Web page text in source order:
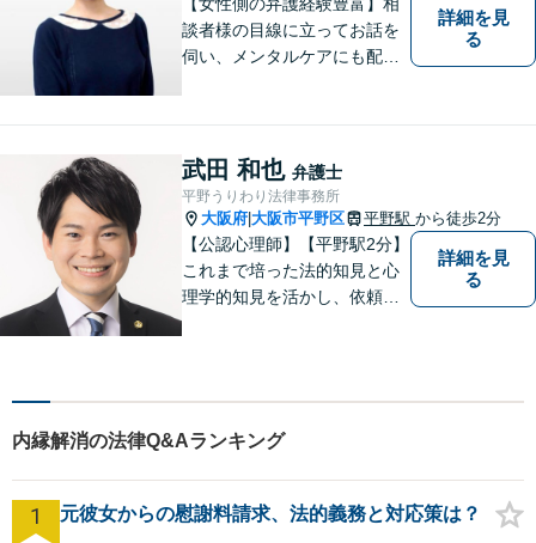
談者様の目線に立ってお話を
伺い、メンタルケアにも配慮
策をご提案【LINE利用可】
【平日夜間、土日祝日、応相
談】
詳細を見
る
武田 和也 弁護士
平野うりわり法律事務所
大阪府 大阪市平野区 平野駅 から徒歩2分
【公認心理師】【平野駅2分】
これまで培った法的知見と心
理学的知見を活かし、依頼者
も、まずはご相談ください。
詳細を見
る
内縁解消の法律Q&Aランキング
1 元彼女からの慰謝料請求、法的義務と対応策は？